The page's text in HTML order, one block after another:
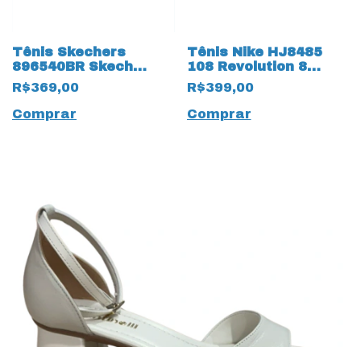
Tênis Skechers
896540BR Skech
Cloud Natural 19990
Off White
R$369,00
Comprar
Tênis Nike HJ8485
108 Revolution 8
19985
Branco/Magenta
R$399,00
Comprar